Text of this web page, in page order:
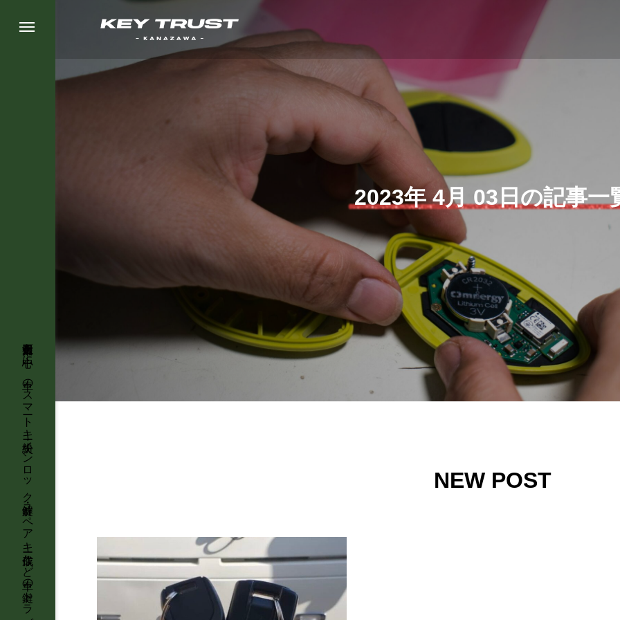
2023年 4月 03日の記事一
NEW POST